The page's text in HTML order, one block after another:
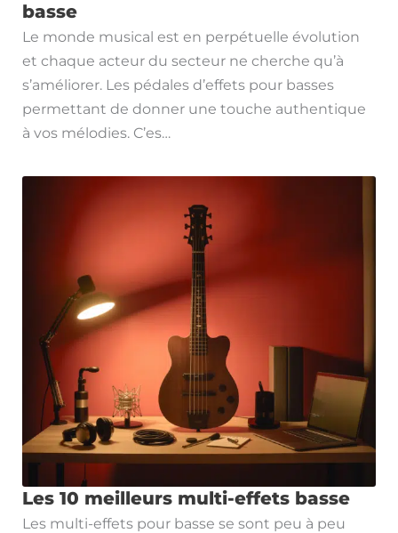
basse
Le monde musical est en perpétuelle évolution
et chaque acteur du secteur ne cherche qu’à
s’améliorer. Les pédales d’effets pour basses
permettant de donner une touche authentique
à vos mélodies. C’es…
Les 10 meilleurs multi-effets basse
Les multi-effets pour basse se sont peu à peu